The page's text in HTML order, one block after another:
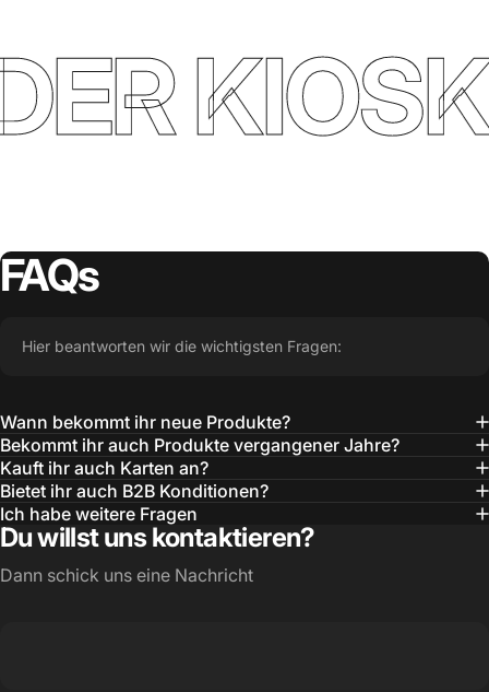
FAQs
Hier beantworten wir die wichtigsten Fragen:
Wann bekommt ihr neue Produkte?
Bekommt ihr auch Produkte vergangener Jahre?
Kauft ihr auch Karten an?
Bietet ihr auch B2B Konditionen?
Ich habe weitere Fragen
Du willst uns kontaktieren?
Dann schick uns eine Nachricht